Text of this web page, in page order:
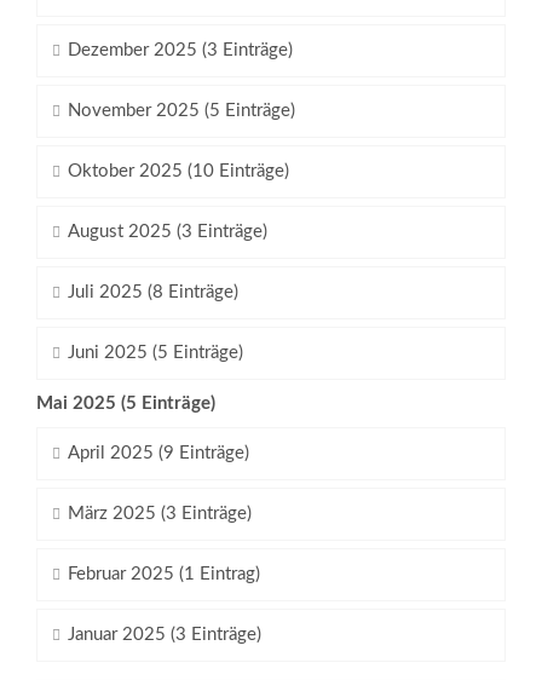
Dezember 2025 (3 Einträge)
November 2025 (5 Einträge)
Oktober 2025 (10 Einträge)
August 2025 (3 Einträge)
Juli 2025 (8 Einträge)
Juni 2025 (5 Einträge)
Mai 2025 (5 Einträge)
April 2025 (9 Einträge)
März 2025 (3 Einträge)
Februar 2025 (1 Eintrag)
Januar 2025 (3 Einträge)